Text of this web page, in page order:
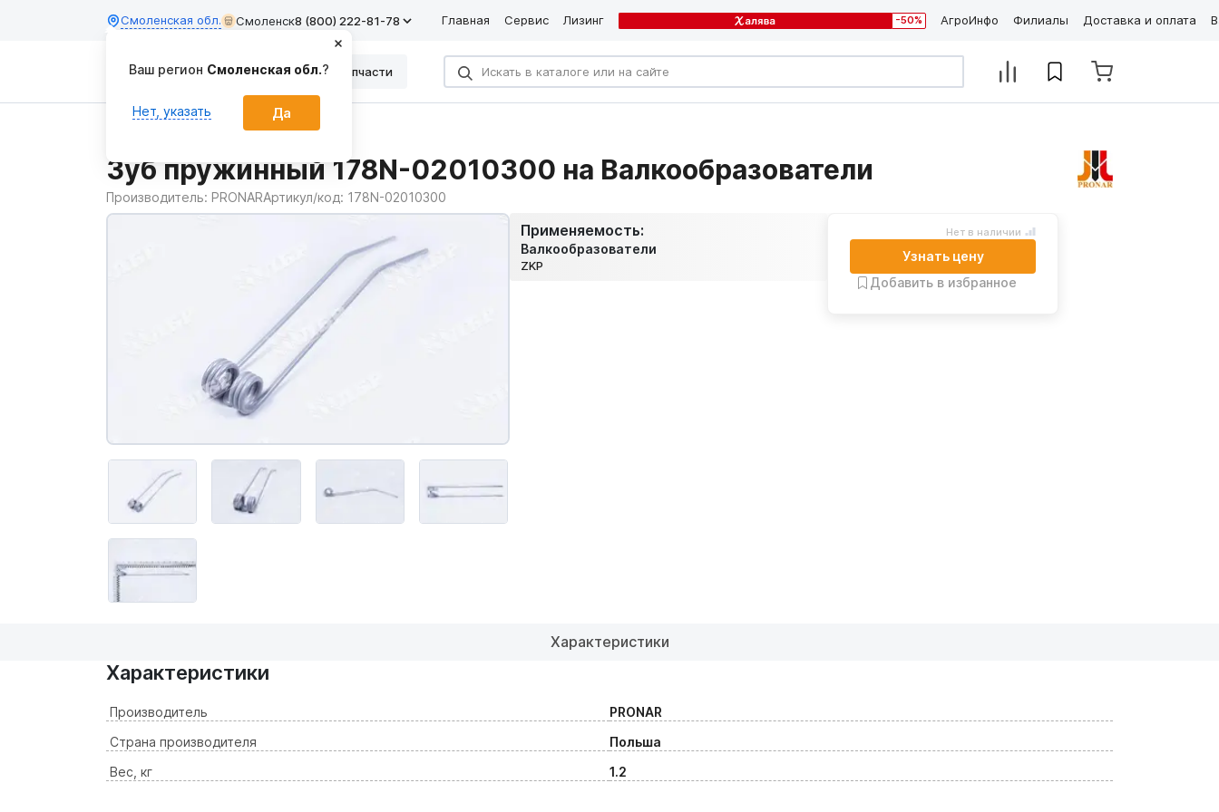
Смоленская обл. Смоленск8 (800) 222-81-78 Главная Сервис Лизинг -50% АгроИнфо Филиалы Доставка и оплата
Каталог Запчасти
Зуб пружинный 178N-02010300 на Валкообразователи
Производитель: PRONARАртикул/код: 178N-02010300
Применяемость:
Валкообразователи
ZKP
Нет в наличии
Узнать цену
Добавить в избранное
Характеристики
Характеристики
Производитель
PRONAR
Страна производителя
Польша
Вес, кг
1.2
Ваш регион Смоленская обл.?
Нет, указать Да